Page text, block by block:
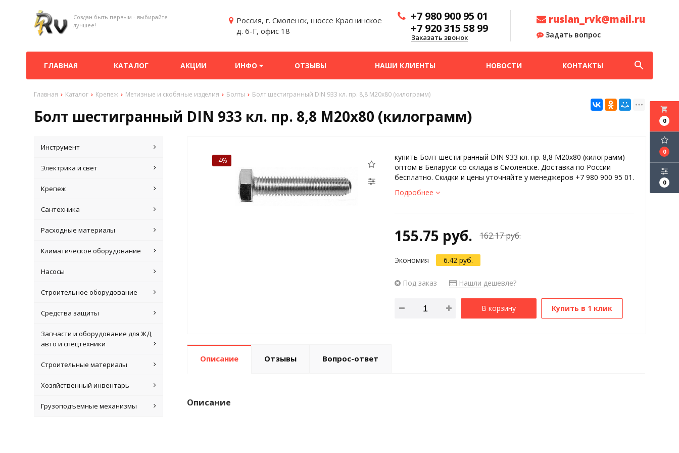
Создан быть первым - выбирайте
лучшее!
Россия, г. Смоленск, шоссе Краснинское
д. 6-Г, офис 18
+7 980 900 95 01
+7 920 315 58 99
Заказать звонок
ruslan_rvk@mail.ru
Задать вопрос
ГЛАВНАЯ КАТАЛОГ АКЦИИ ИНФО ОТЗЫВЫ НАШИ КЛИЕНТЫ НОВОСТИ КОНТАКТЫ search
Главная Каталог Крепеж Метизные и скобяные изделия Болты Болт шестигранный DIN 933 кл. пр. 8,8 M20x80 (килограмм)
Болт шестигранный DIN 933 кл. пр. 8,8 M20x80 (килограмм) local_grocery_store
0
0
0
Инструмент
Электрика и свет
Крепеж
Сантехника
Расходные материалы
Климатическое оборудование
Насосы
Строительное оборудование
Средства защиты
Запчасти и оборудование для ЖД,
авто и спецтехники
Строительные материалы
Хозяйственный инвентарь
Грузоподъемные механизмы
-4%
купить Болт шестигранный DIN 933 кл. пр. 8,8 M20x80 (килограмм)
оптом в Беларуси со склада в Смоленске. Доставка по России
бесплатно. Скидки и цены уточняйте у менеджеров +7 980 900 95 01.
Подробнее
155.75 руб. 162.17 руб.
Экономия 6.42 руб.
Под заказ Нашли дешевле?
В корзину Купить в 1 клик
Описание Отзывы Вопрос-ответ
Описание